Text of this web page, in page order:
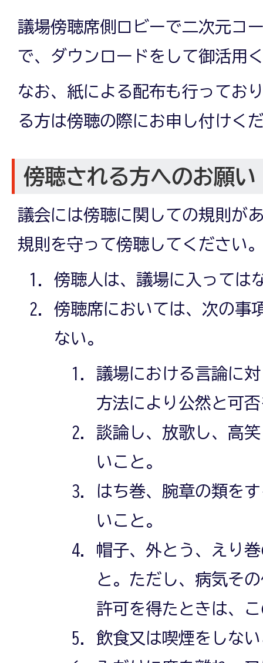
議場傍聴席側ロビーで二次元コ
で、ダウンロードをして御活用
なお、紙による配布も行ってお
る方は傍聴の際にお申し付けく
傍聴される方へのお願い
議会には傍聴に関しての規則が
規則を守って傍聴してください
傍聴人は、議場に入っては
傍聴席においては、次の事
ない。
議場における言論に
方法により公然と可
談論し、放歌し、高
いこと。
はち巻、腕章の類を
いこと。
帽子、外とう、えり
と。ただし、病気そ
許可を得たときは、
飲食又は喫煙をしな